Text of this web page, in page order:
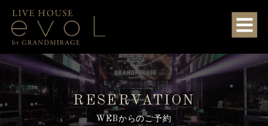
RESERVATION
WEBからのご予約